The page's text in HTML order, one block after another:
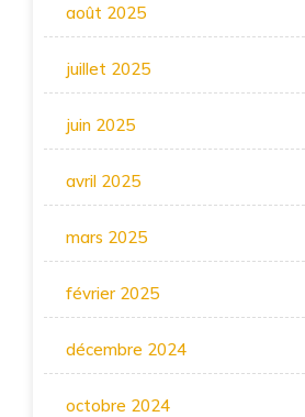
août 2025
juillet 2025
juin 2025
avril 2025
mars 2025
février 2025
décembre 2024
octobre 2024